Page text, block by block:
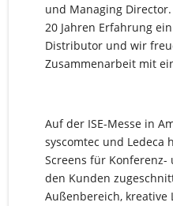
und Managing
20 Jahren Erfahrung
Distributor und wir
Zusammenarbeit mit
Auf der ISE-Messe in
syscomtec und Ledeca
Screens für
den Kunden
Außenbereich, kreative